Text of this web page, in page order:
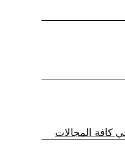
كافة المجالات